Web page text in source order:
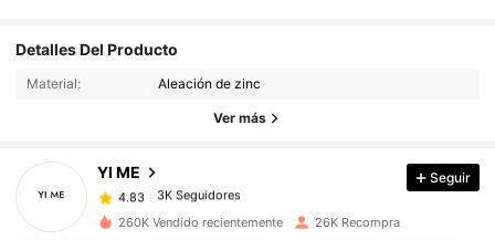
Detalles Del Producto
Material: Aleación de zinc
Ver más
YI ME
4.83 3K Seguidores
3K Seguidores
3K Seguidores
z***z seguidoHace 1 día
4.83
3K Seguidores
Seguir
260K Vendido recientemente 26K Recompra